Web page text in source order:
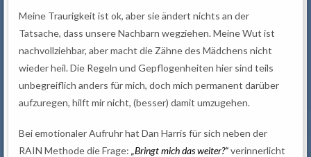
Meine Traurigkeit ist ok, aber sie ändert nichts an der
Tatsache, dass unsere Nachbarn wegziehen. Meine Wut ist
nachvollziehbar, aber macht die Zähne des Mädchens nicht
wieder heil. Die Regeln und Gepflogenheiten hier sind teils
unbegreiflich anders für mich, doch mich permanent darüber
aufzuregen, hilft mir nicht, (besser) damit umzugehen.
Bei emotionaler Aufruhr hat Dan Harris für sich neben der
RAIN Methode die Frage:„Bringt mich das weiter?“verinnerlicht